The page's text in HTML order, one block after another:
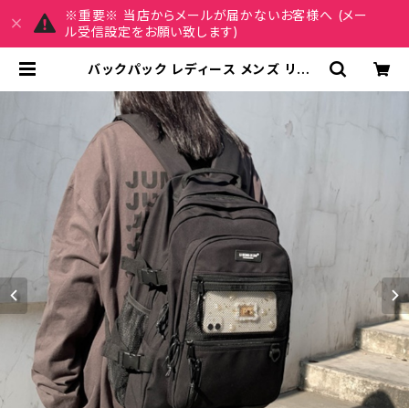
※重要※ 当店からメールが届かないお客様へ (メー
ル受信設定をお願い致します)
バックパック レディース メンズ リュッ
リュックサック 無地 メッシュ 防水 撥
水 鞄 シンプル たっぷり かばん 部活
合宿 旅行 通学 大容量 バッグパック
学校バッグ 大きめ ブラック アイボリ
ー バッグ 大学生 リュック 高校生 中
学生 ユニセックス 男性 女性 男の子
女の子 A4 オフィス カレッジコーデ
カジュアル デイリー お出かけ K-B01
72 | MY CHARM マイチャーム ワ
ンピース スカート レディースファッシ
ョン 通販